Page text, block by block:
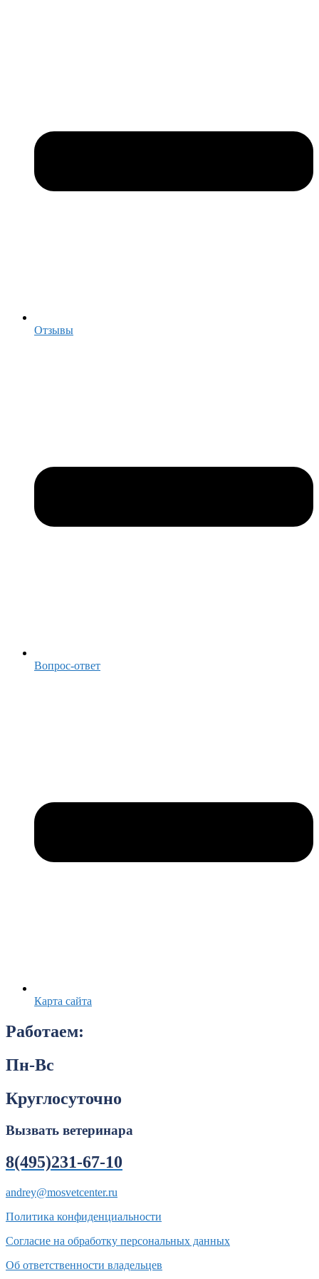
Отзывы
Вопрос-ответ
Карта сайта
Работаем:
Пн-Вс
Круглосуточно
Вызвать ветеринара
8(495)231-67-10
andrey@mosvetcenter.ru
Политика конфиденциальности
Согласие на обработку персональных данных
Об ответственности владельцев